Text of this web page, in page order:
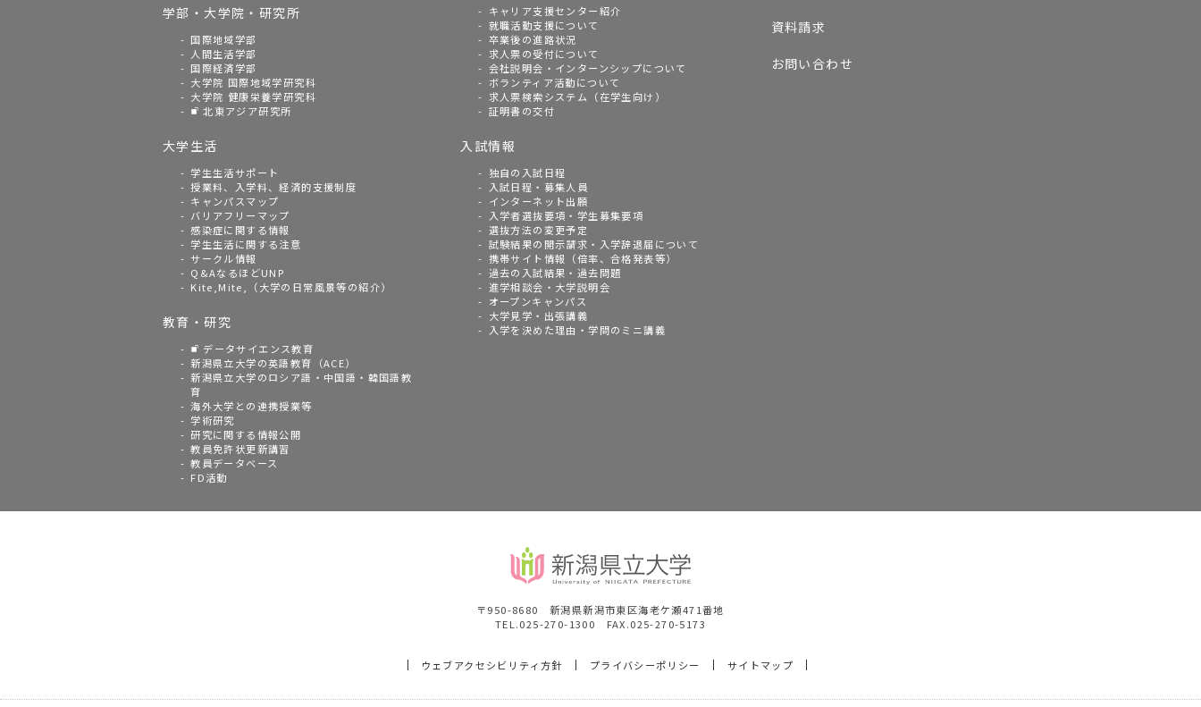
学部・大学院・研究所
国際地域学部
人間生活学部
国際経済学部
大学院 国際地域学研究科
大学院 健康栄養学研究科
北東アジア研究所
大学生活
学生生活サポート
授業料、入学料、経済的支援制度
キャンパスマップ
バリアフリーマップ
感染症に関する情報
学生生活に関する注意
サークル情報
Q&AなるほどUNP
Kite,Mite,（大学の日常風景等の紹介）
教育・研究
データサイエンス教育
新潟県立大学の英語教育（ACE）
新潟県立大学のロシア語・中国語・韓国語教
育
海外大学との連携授業等
学術研究
研究に関する情報公開
教員免許状更新講習
教員データベース
FD活動
キャリア支援センター紹介
就職活動支援について
卒業後の進路状況
求人票の受付について
会社説明会・インターンシップについて
ボランティア活動について
求人票検索システム（在学生向け）
証明書の交付
入試情報
独自の入試日程
入試日程・募集人員
インターネット出願
入学者選抜要項・学生募集要項
選抜方法の変更予定
試験結果の開示請求・入学辞退届について
携帯サイト情報（倍率、合格発表等）
過去の入試結果・過去問題
進学相談会・大学説明会
オープンキャンパス
大学見学・出張講義
入学を決めた理由・学問のミニ講義
資料請求
お問い合わせ
〒950-8680 新潟県新潟市東区海老ケ瀬471番地
TEL.025-270-1300 FAX.025-270-5173
ウェブアクセシビリティ方針 プライバシーポリシー サイトマップ